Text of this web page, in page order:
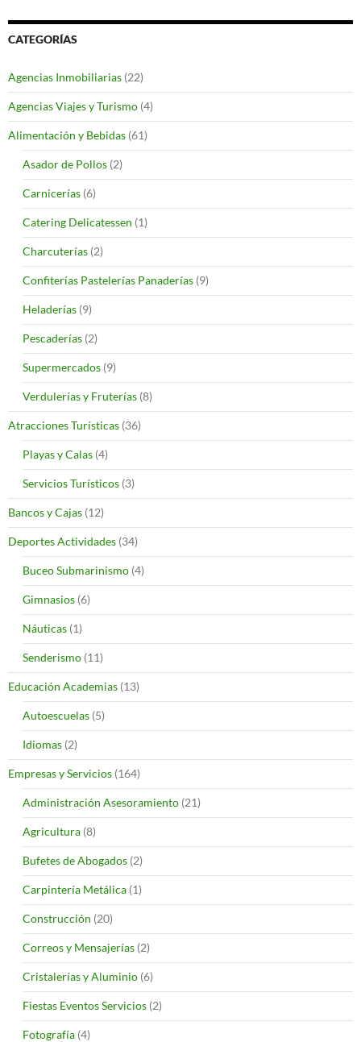
CATEGORÍAS
Agencias Inmobiliarias (22)
Agencias Viajes y Turismo (4)
Alimentación y Bebidas (61)
Asador de Pollos (2)
Carnicerías (6)
Catering Delicatessen (1)
Charcuterías (2)
Confiterías Pastelerías Panaderías (9)
Heladerías (9)
Pescaderías (2)
Supermercados (9)
Verdulerías y Fruterías (8)
Atracciones Turísticas (36)
Playas y Calas (4)
Servicios Turísticos (3)
Bancos y Cajas (12)
Deportes Actividades (34)
Buceo Submarinismo (4)
Gimnasios (6)
Náuticas (1)
Senderismo (11)
Educación Academias (13)
Autoescuelas (5)
Idiomas (2)
Empresas y Servicios (164)
Administración Asesoramiento (21)
Agricultura (8)
Bufetes de Abogados (2)
Carpintería Metálica (1)
Construcción (20)
Correos y Mensajerías (2)
Cristalerías y Aluminio (6)
Fiestas Eventos Servicios (2)
Fotografía (4)